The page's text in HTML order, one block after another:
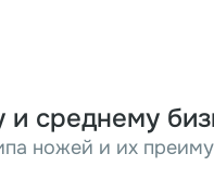
и среднему
ножей и их